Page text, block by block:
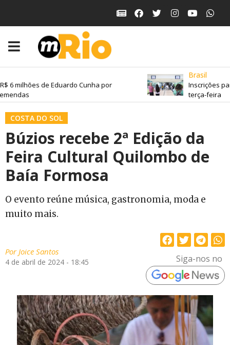
6 milhões de Eduardo Cunha por
Brasil
Inscrições para
terça-feira
COSTA DO SOL
Búzios recebe 2ª Edição da
Feira Cultural Quilombo de
Baía Formosa
O evento reúne música, gastronomia, moda e
muito mais.
PorJoice Santos
4 de abril de 2024 - 18:45 Siga-nos no